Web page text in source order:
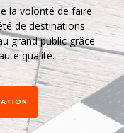
la volonté de faire
de destinations
grand public grâce
qualité.